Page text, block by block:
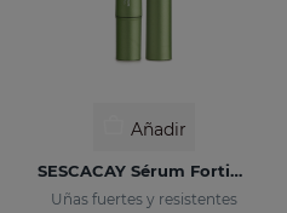
Añadir
SESCACAY Sérum Fortificante De Uñas
Uñas fuertes y resistentes